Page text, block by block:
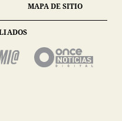
MAPA DE SITIO